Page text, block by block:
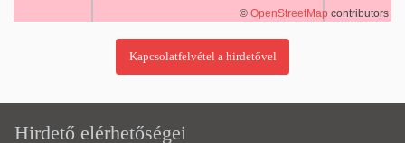
© OpenStreetMap contributors
Hirdető elérhetőségei